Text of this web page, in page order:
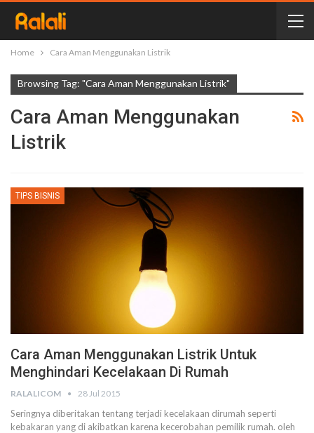
Home Cara Aman Menggunakan Listrik
Browsing Tag: "Cara Aman Menggunakan Listrik"
Cara Aman Menggunakan
Listrik
TIPS BISNIS
Cara Aman Menggunakan Listrik Untuk
Menghindari Kecelakaan Di Rumah
RALALICOM 28 Jul 2015
Seringnya diberitakan tentang terjadi kecelakaan dirumah seperti
kebakaran yang di akibatkan karena kecerobahan pemilik rumah. oleh